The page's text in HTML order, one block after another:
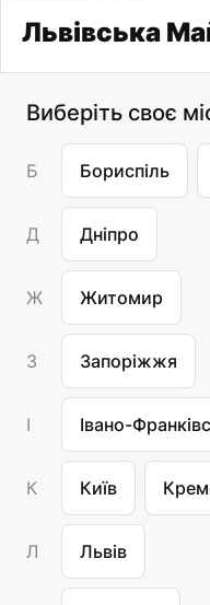
Львівська
Виберіть своє
Б Бориспіль
Д Дніпро
Ж Житомир
З Запоріжжя
І Івано-
К Київ
Л Львів